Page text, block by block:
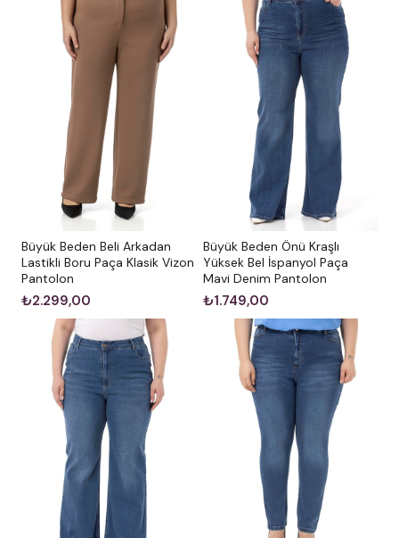
Büyük Beden Beli Arkadan
Lastikli Boru Paça Klasik Vizon
Pantolon
₺2.299,00
Büyük Beden Önü Kraşlı
Yüksek Bel İspanyol Paça
Mavi Denim Pantolon
₺1.749,00